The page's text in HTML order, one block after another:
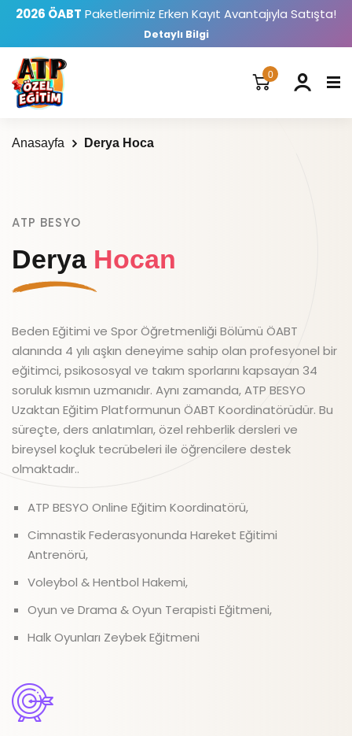
2026 ÖABT Paketlerimiz Erken Kayıt Avantajıyla Satışta!
Detaylı Bilgi
0
Anasayfa Derya Hoca
ATP BESYO
Derya Hocan
Beden Eğitimi ve Spor Öğretmenliği Bölümü ÖABT
alanında 4 yılı aşkın deneyime sahip olan profesyonel bir
eğitimci, psikososyal ve takım sporlarını kapsayan 34
soruluk kısmın uzmanıdır. Aynı zamanda, ATP BESYO
Uzaktan Eğitim Platformunun ÖABT Koordinatörüdür. Bu
süreçte, ders anlatımları, özel rehberlik dersleri ve
bireysel koçluk tecrübeleri ile öğrencilere destek
olmaktadır..
ATP BESYO Online Eğitim Koordinatörü,
Cimnastik Federasyonunda Hareket Eğitimi
Antrenörü,
Voleybol & Hentbol Hakemi,
Oyun ve Drama & Oyun Terapisti Eğitmeni,
Halk Oyunları Zeybek Eğitmeni